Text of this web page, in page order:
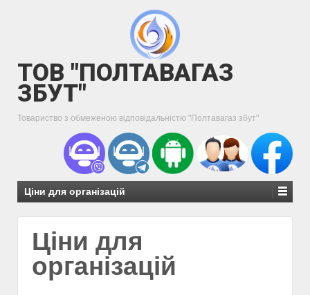
ТОВ "ПОЛТАВАГАЗ
ЗБУТ"
Товариство з обмеженою відповідальністю "Полтавагаз збут"
Ціни для організацій
Ціни для
організацій